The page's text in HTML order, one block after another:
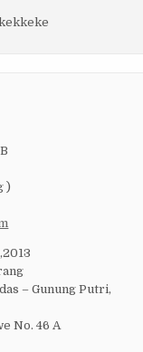
)
– Gunung Putri,
No. 46 A